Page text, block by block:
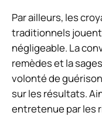
Par ailleurs, les
traditionnels
négligeable. La
remèdes et la
volonté de
sur les résultats.
entretenue par les